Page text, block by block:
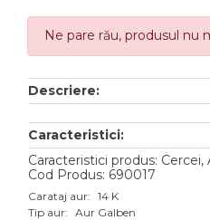
Accesorii
TIP METAL
Aur galben
Aur alb
Aur roz
Aur mixt
Ne pare rău, produsul nu
Descriere:
Caracteristici:
Caracteristici produs: Cercei,
Cod Produs: 690017
Carataj aur: 14 K
Tip aur: Aur Galben